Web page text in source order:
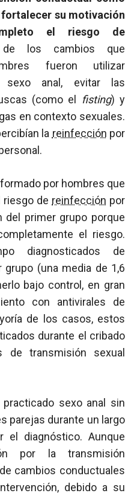
su motivación
el riesgo de
de los cambios que
fueron utilizar
sexo anal, evitar las
(como el
fisting) y
en contexto sexuales.
la reinfección por
por hombres que
riesgo de reinfección por
del primer grupo porque
el riesgo.
diagnosticados de
(una media de 1,6
bajo control, en gran
con antivirales de
de los casos, estos
durante el cribado
de transmisión sexual
sexo anal sin
parejas durante un largo
el diagnóstico. Aunque
por la transmisión
cambios conductuales
debido a su